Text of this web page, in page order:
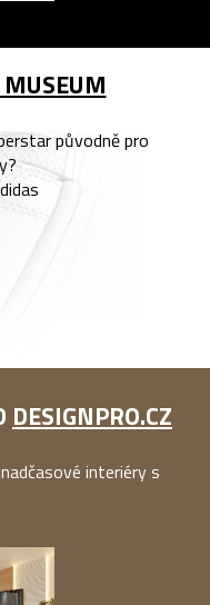
původně pro
DESIGNPRO.CZ
interiéry s